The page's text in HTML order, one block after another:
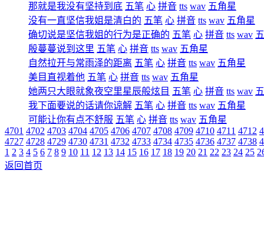
那就是我没有坚持到底 五笔 心 拼音 tts wav 五角星
没有一直坚信我姐是清白的 五笔 心 拼音 tts wav 五角星
确切说是坚信我姐的行为是正确的 五笔 心 拼音 tts wav
殷蔓蔓说到这里 五笔 心 拼音 tts wav 五角星
自然拉开与常雨泽的距离 五笔 心 拼音 tts wav 五角星
美目直视着他 五笔 心 拼音 tts wav 五角星
她两只大眼就象夜空里星辰般炫目 五笔 心 拼音 tts wav
我下面要说的话请你谅解 五笔 心 拼音 tts wav 五角星
可能让你有点不舒服 五笔 心 拼音 tts wav 五角星
4701 4702 4703 4704 4705 4706 4707 4708 4709 4710 4711 4712
4727 4728 4729 4730 4731 4732 4733 4734 4735 4736 4737 4738
1 2 3 4 5 6 7 8 9 10 11 12 13 14 15 16 17 18 19 20 21 22 23 24 25
返回首页